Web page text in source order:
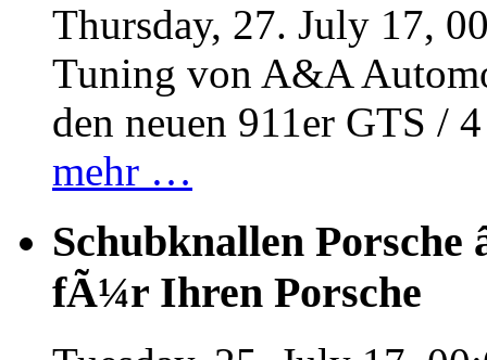
Thursday, 27. July 17,
Tuning von A&A
den neuen 911er GTS /
mehr …
Schubknallen Porsche
fÃ¼r Ihren Porsche